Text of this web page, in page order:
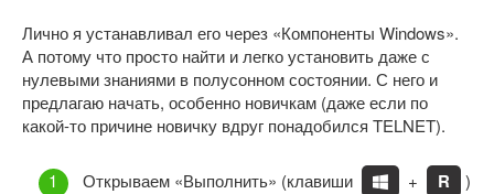
Лично я устанавливал его через «Компоненты Windows».
А потому что просто найти и легко установить даже с
нулевыми знаниями в полусонном состоянии. С него и
предлагаю начать, особенно новичкам (даже если по
какой-то причине новичку вдруг понадобился TELNET).
Открываем «Выполнить» (клавиши + R
)